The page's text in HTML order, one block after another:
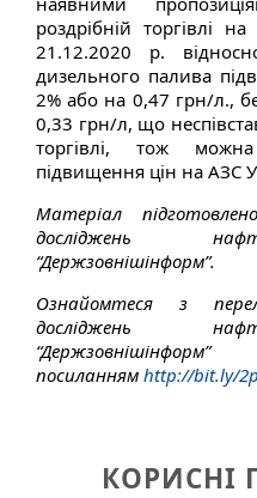
роздрібній торгівлі
21.12.2020 р.
дизельного палива
2% або на 0,47 грн/л.,
0,33 грн/л, що
торгівлі, тож
підвищення цін на АЗС
Матеріал
досліджень
“Держзовнішінформ”.
Ознайомтеся з
досліджень
посиланням http://bit.ly/
КОРИСНІ